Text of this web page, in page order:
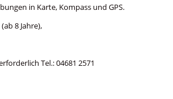
in Karte, Kompass und GPS.
8 Jahre),
Tel.: 04681 2571